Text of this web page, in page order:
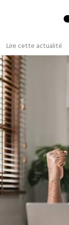
Lire cette actualité